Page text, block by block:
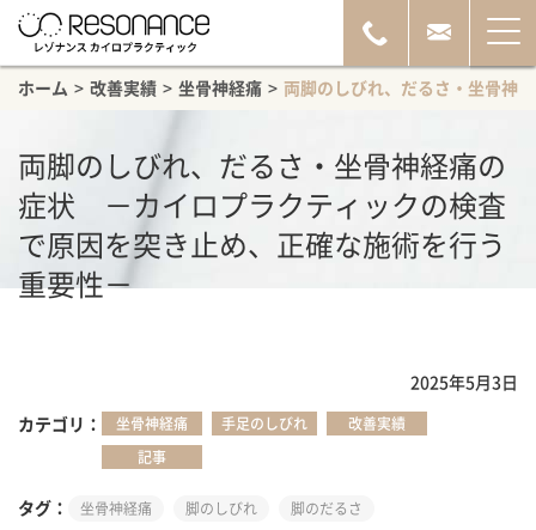
ホーム > 改善実績 > 坐骨神経痛 > 両脚のしびれ、だるさ・坐骨神
両脚のしびれ、だるさ・坐骨神経痛の
症状 －カイロプラクティックの検査
で原因を突き止め、正確な施術を行う
重要性－
2025年5月3日
カテゴリ
坐骨神経痛 手足のしびれ
改善実績
記事
タグ 坐骨神経痛 脚のしびれ 脚のだるさ